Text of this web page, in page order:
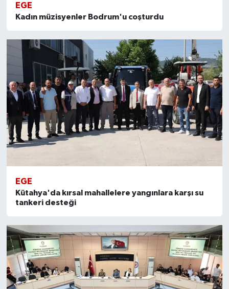
EGE
Kadın müzisyenler Bodrum'u coşturdu
EGE
Kütahya'da kırsal mahallelere yangınlara karşı su
tankeri desteği